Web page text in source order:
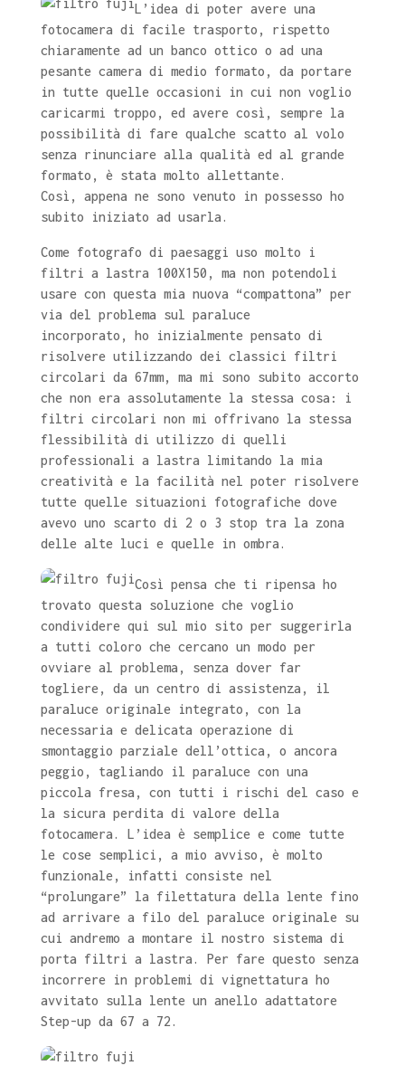
L’idea di poter avere una
fotocamera di facile trasporto, rispetto
chiaramente ad un banco ottico o ad una
pesante camera di medio formato, da portare
in tutte quelle occasioni in cui non voglio
caricarmi troppo, ed avere così, sempre la
possibilità di fare qualche scatto al volo
senza rinunciare alla qualità ed al grande
formato, è stata molto allettante.
Così, appena ne sono venuto in possesso ho
subito iniziato ad usarla.
Come fotografo di paesaggi uso molto i
filtri a lastra 100X150, ma non potendoli
usare con questa mia nuova “compattona” per
via del problema sul paraluce
incorporato, ho inizialmente pensato di
risolvere utilizzando dei classici filtri
circolari da 67mm, ma mi sono subito accorto
che non era assolutamente la stessa cosa: i
filtri circolari non mi offrivano la stessa
flessibilità di utilizzo di quelli
professionali a lastra limitando la mia
creatività e la facilità nel poter risolvere
tutte quelle situazioni fotografiche dove
avevo uno scarto di 2 o 3 stop tra la zona
delle alte luci e quelle in ombra.
Così pensa che ti ripensa ho
trovato questa soluzione che voglio
condividere qui sul mio sito per suggerirla
a tutti coloro che cercano un modo per
ovviare al problema, senza dover far
togliere, da un centro di assistenza, il
paraluce originale integrato, con la
necessaria e delicata operazione di
smontaggio parziale dell’ottica, o ancora
peggio, tagliando il paraluce con una
piccola fresa, con tutti i rischi del caso e
la sicura perdita di valore della
fotocamera. L’idea è semplice e come tutte
le cose semplici, a mio avviso, è molto
funzionale, infatti consiste nel
“prolungare” la filettatura della lente fino
ad arrivare a filo del paraluce originale su
cui andremo a montare il nostro sistema di
porta filtri a lastra. Per fare questo senza
incorrere in problemi di vignettatura ho
avvitato sulla lente un anello adattatore
Step-up da 67 a 72.